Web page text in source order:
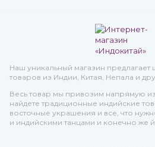
Наш уникальный магазин
товаров из Индии, Китая, Непала и
Весь товар мы привозим напрямую из
найдете традиционные индийские
восточные украшения и все, что
и индийскими танцами и конечно же